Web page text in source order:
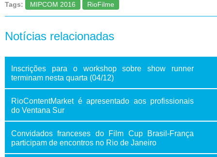
Tags:
MIPCOM 2016 RioFilme
Notícias relacionadas
Inscrições para o workshop sobre show runner
terminam nesta quarta (04/12)
RioContentMarket é apresentado aos profissionais
do Ventana Sur
Convidados franceses do Film Cup Brasil-França
participam de encontros no Rio de Janeiro